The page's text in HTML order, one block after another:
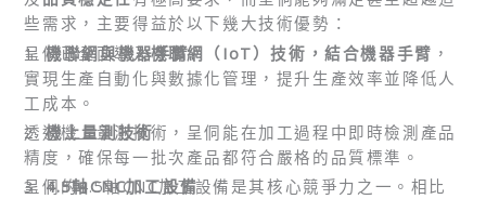
些需求，主要得益於以下幾大技術優勢：
1.機聯網與機器手臂
呈侗已全面導入機聯網（IoT）技術，結合機器手臂 ，
實現生產自動化與數據化管理，提升生產效率並降低人
工成本。
2.機上量測技術
透過機上量測技術，呈侗能在加工過程中即時檢測產品
精度，確保每一批次產品都符合嚴格的品質標準。
3.4.5軸CNC加工設備
呈侗的4.5軸CNC加工設備是其核心競爭力之一。相比